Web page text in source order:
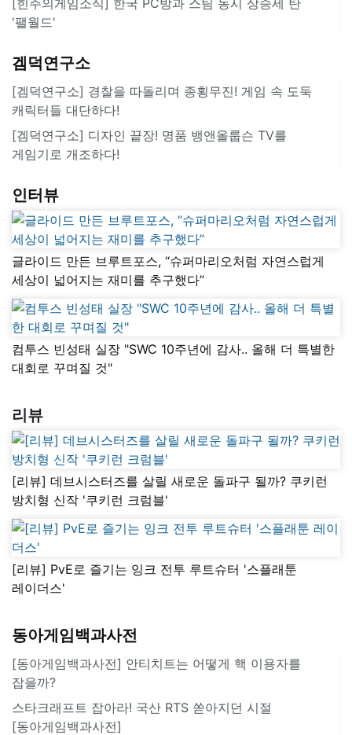
'팰월드'
겜덕연구소
[겜덕연구소] 경찰을 따돌리며 종횡무진! 게임 속 도둑
캐릭터들 대단하다!
[겜덕연구소] 디자인 끝장! 명품 뱅앤올룹슨 TV를
게임기로 개조하다!
인터뷰
글라이드 만든 브루트포스, “슈퍼마리오처럼 자연스럽게
세상이 넓어지는 재미를 추구했다”
컴투스 빈성태 실장 "SWC 10주년에 감사.. 올해 더 특별한
대회로 꾸며질 것"
리뷰
[리뷰] 데브시스터즈를 살릴 새로운 돌파구 될까? 쿠키런
방치형 신작 '쿠키런 크럼블'
[리뷰] PvE로 즐기는 잉크 전투 루트슈터 '스플래툰
레이더스'
동아게임백과사전
[동아게임백과사전] 안티치트는 어떻게 핵 이용자를
잡을까?
스타크래프트 잡아라! 국산 RTS 쏟아지던 시절
[동아게임백과사전]